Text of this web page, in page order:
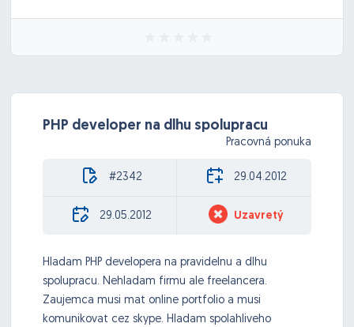
PHP developer na dlhu spolupracu
Pracovná ponuka
#2342 29.04.2012
29.05.2012 Uzavretý
Hladam PHP developera na pravidelnu a dlhu
spolupracu. Nehladam firmu ale freelancera.
Zaujemca musi mat online portfolio a musi
komunikovat cez skype. Hladam spolahliveho